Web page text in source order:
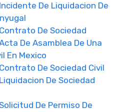
De Liquidacion De
De Sociedad
De Asamblea De Una
En Mexico
De Sociedad Civil
De Sociedad
De Permiso De